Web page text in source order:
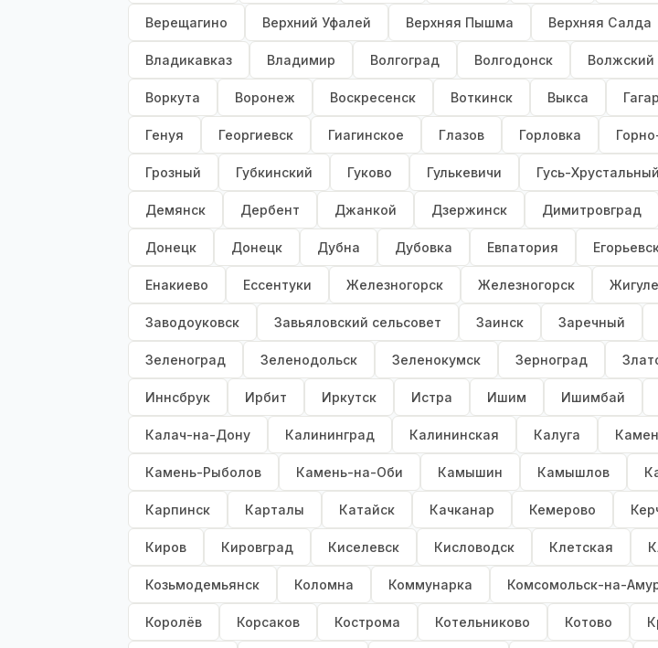
Верещагино Верхний Уфалей Верхняя Пышма Верхняя Салда
Владикавказ Владимир Волгоград Волгодонск Волжский
Воркута Воронеж Воскресенск Воткинск Выкса
Генуя Георгиевск Гиагинское Глазов Горловка
Грозный Губкинский Гуково Гулькевичи Гусь-Хрустальный
Демянск Дербент Джанкой Дзержинск Димитровград
Донецк Донецк Дубна Дубовка Евпатория
Енакиево Ессентуки Железногорск Железногорск
Заводоуковск Завьяловский сельсовет Заинск Заречный
Зеленоград Зеленодольск Зеленокумск Зерноград
Иннсбрук Ирбит Иркутск Истра Ишим Ишимбай
Калач-на-Дону Калининград Калининская Калуга
Камень-Рыболов Камень-на-Оби Камышин Камышлов
Карпинск Карталы Катайск Качканар Кемерово
Киров Кировград Киселевск Кисловодск Клетская
Козьмодемьянск Коломна Коммунарка Комсомольск-на-
Королёв Корсаков Кострома Котельниково Котово